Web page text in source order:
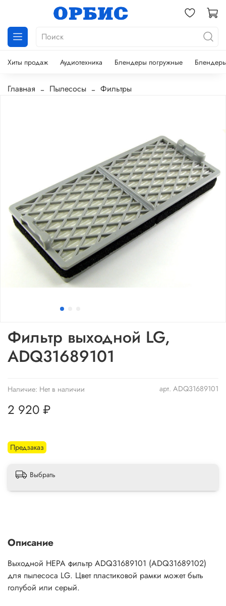
Хиты продаж Аудиотехника Блендеры погружные
Главная Пылесосы Фильтры
арт. ADQ31689101
Наличие: Нет в наличии
Предзаказ
Фильтр выходной LG,
ADQ31689101
2 920 ₽
Выбрать
Описание
Выходной HEPA фильтр ADQ31689101 (ADQ31689102)
для пылесоса LG. Цвет пластиковой рамки может быть
голубой или серый.